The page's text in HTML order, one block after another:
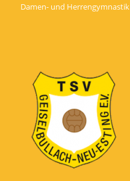
Damen- und Herrengymnastik